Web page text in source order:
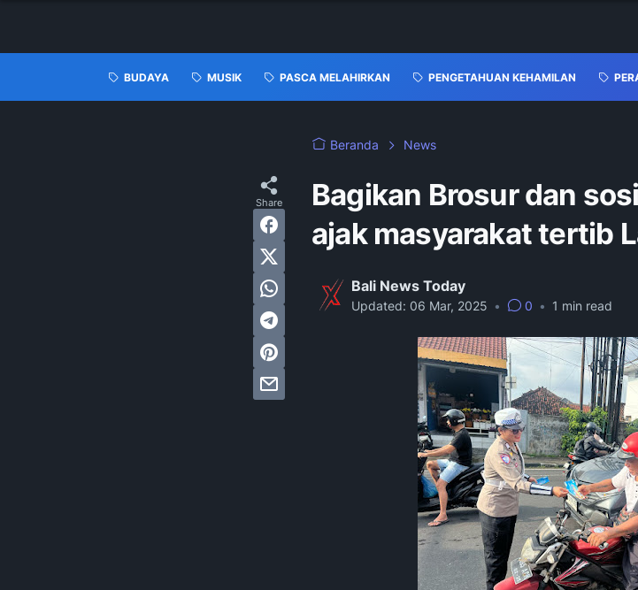
BUDAYA MUSIK PASCA MELAHIRKAN PENGETAHUAN KEHAMILAN
Beranda News
Bagikan Brosur dan
ajak masyarakat tertib
Bali News Today
Updated: 06 Mar, 2025 • 0 • 1 min read